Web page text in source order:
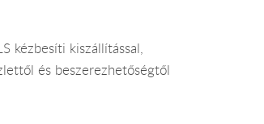
kézbesíti kiszállítással,
és beszerezhetőségtől